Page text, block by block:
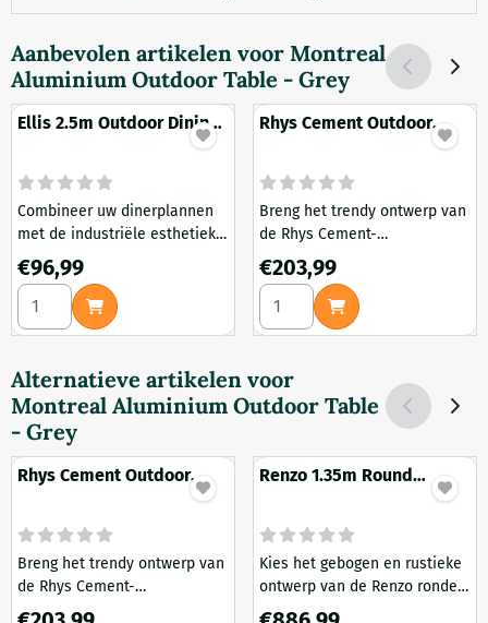
Aanbevolen artikelen voor Montreal
Aluminium Outdoor Table - Grey
Ellis 2.5m Outdoor Dining
Table - Natural Top and
Combineer uw dinerplannen
met de industriële esthetiek
van de slijtvaste Ellis 2,5 m
Outdoor Dining Table -
Natural Top en Black Base.
Prijs: 96,99
€96,99
Aantal kiezen voor Ellis 2.5m Outdoor Dining Table -
Rhys Cement Outdoor
Breng het trendy ontwerp van
de Rhys Cement-
eetkamertafel voor buiten
naar je buitenruimte voor een
verfijnde en stedelijke look.
Prijs: 203,99
€203,99
Aantal kiezen voor Rhys
Alternatieve artikelen voor
Montreal Aluminium Outdoor Table
- Grey
Rhys Cement Outdoor
Breng het trendy ontwerp van
de Rhys Cement-
eetkamertafel voor buiten
Prijs: 203,99
Renzo 1.35m Round
Outdoor Dining Table -
Kies het gebogen en rustieke
ontwerp van de Renzo ronde
eettafel van 1,35 m - Natural
Prijs: 886,99